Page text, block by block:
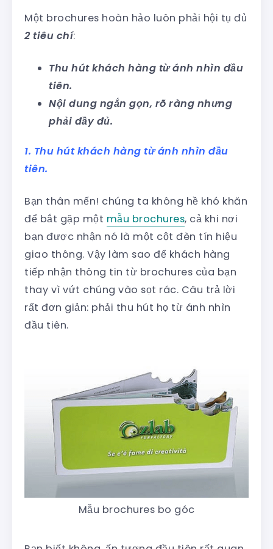
Một brochures hoàn hảo luôn phải hội tụ đủ
2 tiêu chí:
Thu hút khách hàng từ ánh nhìn đầu
tiên.
Nội dung ngắn gọn, rõ ràng nhưng
phải đầy đủ.
1. Thu hút khách hàng từ ánh nhìn đầu
tiên.
Bạn thân mến! chúng ta không hề khó khăn
để bắt gặp một mẫu brochures, cả khi nơi
bạn được nhận nó là một cột đèn tín hiệu
giao thông. Vậy làm sao để khách hàng
tiếp nhận thông tin từ brochures của bạn
thay vì vứt chúng vào sọt rác. Câu trả lời
rất đơn giản: phải thu hút họ từ ánh nhìn
đầu tiên.
Mẫu brochures bo góc